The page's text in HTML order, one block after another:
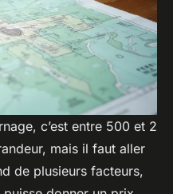
c’est entre 500 et 2
mais il faut aller
de plusieurs facteurs,